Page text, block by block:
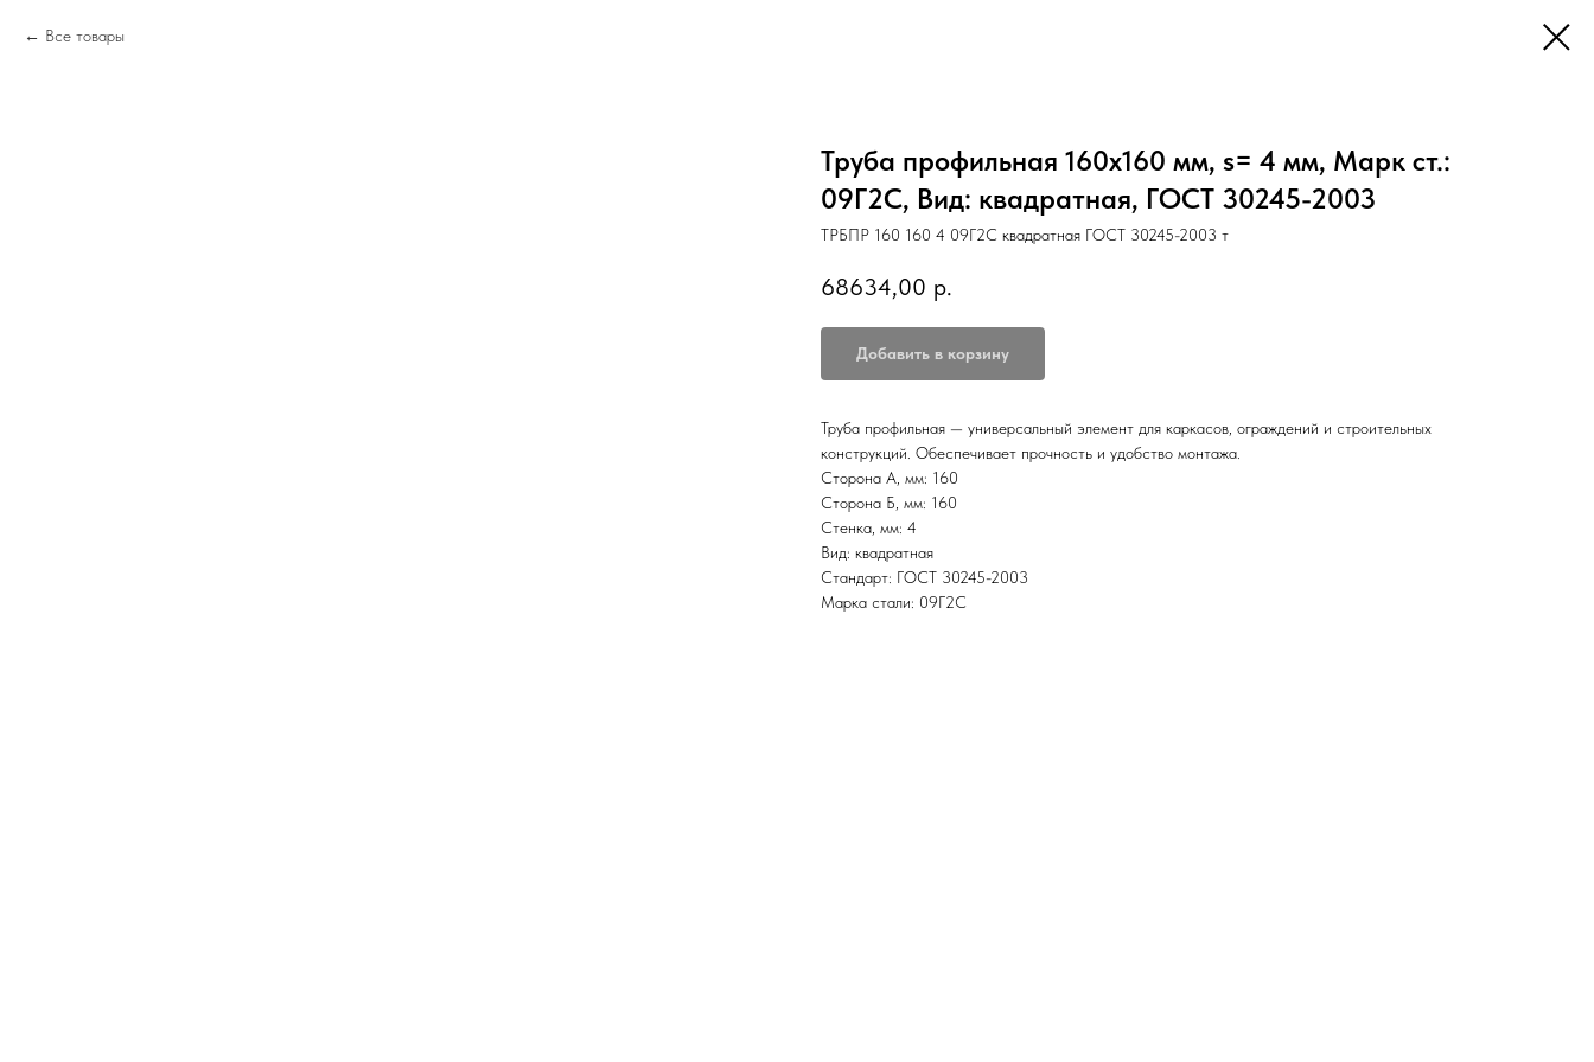
Все товары
Труба профильная 160х160 мм, s= 4 мм, Марк ст.:
09Г2С, Вид: квадратная, ГОСТ 30245-2003
ТРБПР 160 160 4 09Г2С квадратная ГОСТ 30245-2003 т
68634,00 р.
Добавить в корзину
Труба профильная — универсальный элемент для каркасов, ограждений и строительных
конструкций. Обеспечивает прочность и удобство монтажа.
Сторона А, мм: 160
Сторона Б, мм: 160
Стенка, мм: 4
Вид: квадратная
Стандарт: ГОСТ 30245-2003
Марка стали: 09Г2С